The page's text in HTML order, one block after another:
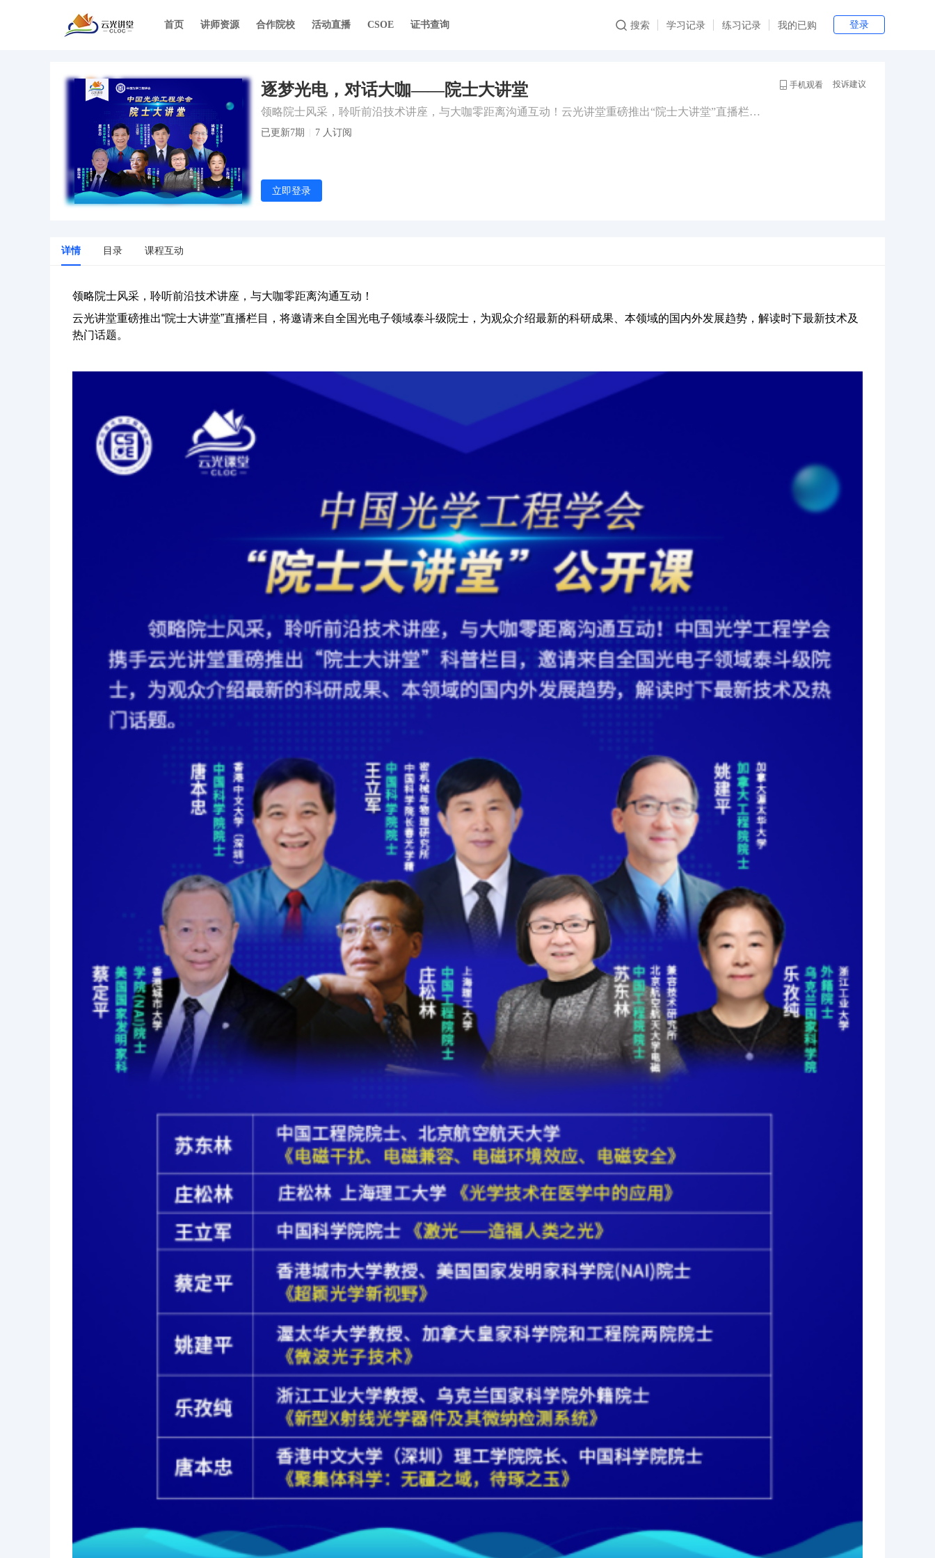
首页 讲师资源 合作院校 活动直播 CSOE 证书查询 登录
我的已购
练习记录
学习记录
搜索
专栏
逐梦光电，对话大咖——院士大讲堂
领略院士风采，聆听前沿技术讲座，与大咖零距离沟通互动！云光讲堂重磅推出“院士大讲堂”直播栏目，将邀请来自全国光电子领域泰斗级院士，为观众介绍最新的科研成果、本领域的国内外发展趋势，解读时下最新技术及热门话题。
已更新7期 7 人订阅
立即登录
手机观看 投诉建议
详情 目录 课程互动
领略院士风采，聆听前沿技术讲座，与大咖零距离沟通互动！
云光讲堂重磅推出“院士大讲堂”直播栏目，将邀请来自全国光电子领域泰斗级院士，为观众介绍最新的科研成果、本领域的国内外发展趋势，解读时下最新技术及
热门话题。